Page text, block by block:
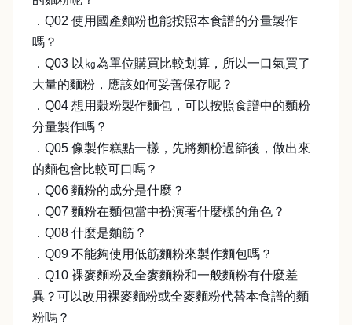
．Q02 使用國產麵粉也能按照本食譜的分量製作
嗎？
．Q03 以㎏為單位購買比較划算，所以一口氣買了
大量的麵粉，應該如何妥善保存呢？
．Q04 想用穀粉製作麵包，可以按照食譜中的麵粉
分量製作嗎？
．Q05 像製作糕點一樣，先將麵粉過篩後，做出來
的麵包會比較可口嗎？
．Q06 麵粉的成分是什麼？
．Q07 麵粉在麵包當中扮演著什麼樣的角色？
．Q08 什麼是麵筋？
．Q09 不能夠使用低筋麵粉來製作麵包嗎？
．Q10 裸麥麵粉及全麥麵粉和一般麵粉有什麼差
異？可以改用裸麥麵粉或全麥麵粉代替本食譜的麵
粉嗎？